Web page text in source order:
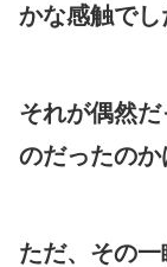
かな感触でし
それが偶然
のだったのか
ただ、その